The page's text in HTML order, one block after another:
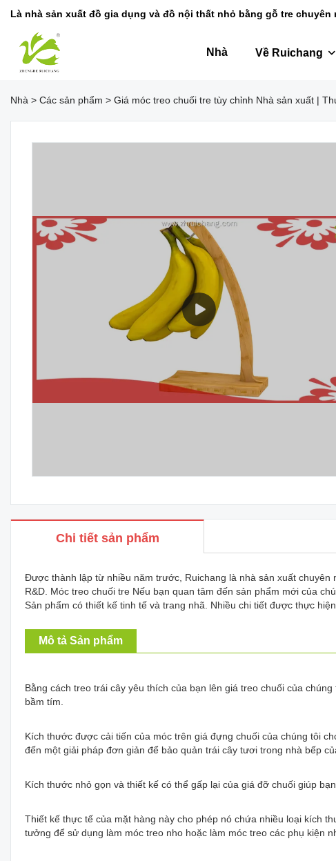
Là nhà sản xuất đồ gia dụng và đồ nội thất nhỏ bằng gỗ tre chuyên
Nhà Về Ruichang
Nhà > Các sản phẩm > Giá móc treo chuối tre tùy chỉnh Nhà sản xuất |
Chi tiết sản phẩm
Được thành lập từ nhiều năm trước, Ruichang là nhà sản xuất
R&D. Móc treo chuối tre Nếu bạn quan tâm đến sản phẩm mới của
Sản phẩm có thiết kế tinh tế và trang nhã. Nhiều chi tiết được thực
Mô tả Sản phẩm
Bằng cách treo trái cây yêu thích của bạn lên giá treo chuối của
bầm tím.
Kích thước được cải tiến của móc trên giá đựng chuối của chúng tôi
đến một giải pháp đơn giản để bảo quản trái cây tươi trong nhà bếp
Kích thước nhỏ gọn và thiết kế có thể gấp lại của giá đỡ chuối giúp
Thiết kế thực tế của mặt hàng này cho phép nó chứa nhiều loại kích
tưởng để sử dụng làm móc treo nho hoặc làm móc treo các phụ kiện